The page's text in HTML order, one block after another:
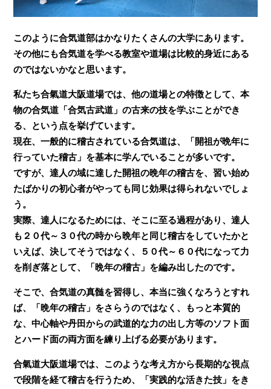
このように合気道部はかなりたくさんの大学にあります。
その他にも合気道を学べる教室や道場は比較的身近にある
のではないかなと思います。
私たち合氣道大阪道場では、他の道場との特徴として、本
物の合気道「合気古武道」の古来の技を学ぶことができ
る、という点を挙げています。
現在、一般的に稽古されている合気道は、「開祖が晩年に
行っていた稽古」を基本に学んでいることが多いです。
ですが、達人の域に達した開祖の晩年の稽古を、習い始め
たばかりの初心者がやっても同じ効果は得られないでしょ
う。
実際、達人になるためには、そこに至る過程があり、達人
も２０代～３０代の時から晩年と同じ稽古をしていたかと
いえば、決してそうではなく、５０代～６０代になって力
を削ぎ落として、「晩年の稽古」を編み出したのです。
そこで、合気道の真髄を習得し、本当に強くなろうとすれ
ば、「晩年の稽古」をさらうのではなく、もっと本質的
な、中心軸や丹田からの武道的な力の出し方等のソフト面
とハード面の両方面を練り上げる必要があります。
合氣道大阪道場では、このような考え方から長期的な視点
で段階を経て稽古を行うため、「実践的な活きた技」をき